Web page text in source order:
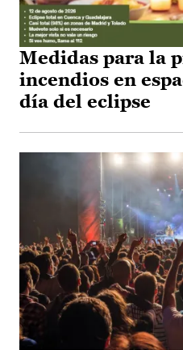
Medidas para la
incendios en
día del eclipse